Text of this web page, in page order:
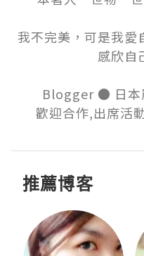
我不完美，可是我愛
感欣自
Blogger ● 日本
歡迎合作,出席活
推薦博客